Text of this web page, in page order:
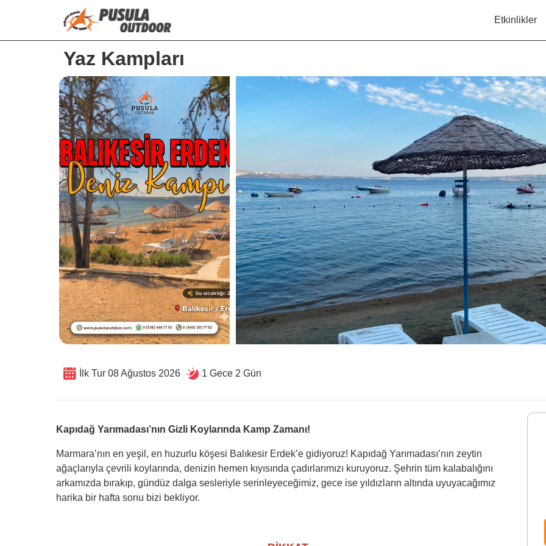
Etkinlikler
Yaz Kampları
İlk Tur 08 Ağustos 2026 1 Gece 2 Gün
Kapıdağ Yarımadası’nın Gizli Koylarında Kamp Zamanı!
Marmara’nın en yeşil, en huzurlu köşesi Balıkesir Erdek’e gidiyoruz! Kapıdağ Yarımadası’nın zeytin
ağaçlarıyla çevrili koylarında, denizin hemen kıyısında çadırlarımızı kuruyoruz. Şehrin tüm kalabalığını
arkamızda bırakıp, gündüz dalga sesleriyle serinleyeceğimiz, gece ise yıldızların altında uyuyacağımız
harika bir hafta sonu bizi bekliyor.